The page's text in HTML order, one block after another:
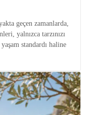
geçen zamanlarda,
yalnızca tarzınızı
standardı haline